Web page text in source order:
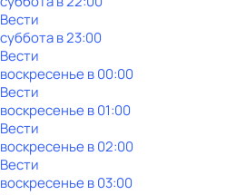
Вести
субботав23:00
Вести
воскресенье в00:00
Вести
воскресенье в01:00
Вести
воскресенье в02:00
Вести
воскресенье в03:00